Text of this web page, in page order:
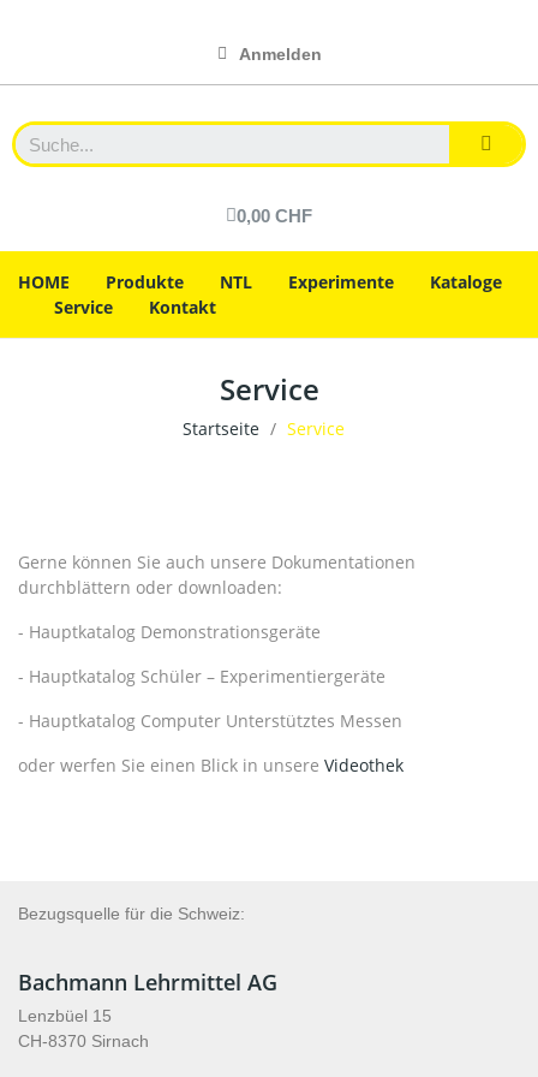
Anmelden
0,00 CHF
HOME Produkte NTL Experimente
Kataloge
Service
Kontakt
Service
Startseite Service
Gerne können Sie auch unsere Dokumentationen
durchblättern oder downloaden:
- Hauptkatalog Demonstrationsgeräte
- Hauptkatalog Schüler – Experimentiergeräte
- Hauptkatalog Computer Unterstütztes Messen
oder werfen Sie einen Blick in unsere Videothek
Bezugsquelle für die Schweiz:
Bachmann Lehrmittel AG
Lenzbüel 15
CH-8370 Sirnach